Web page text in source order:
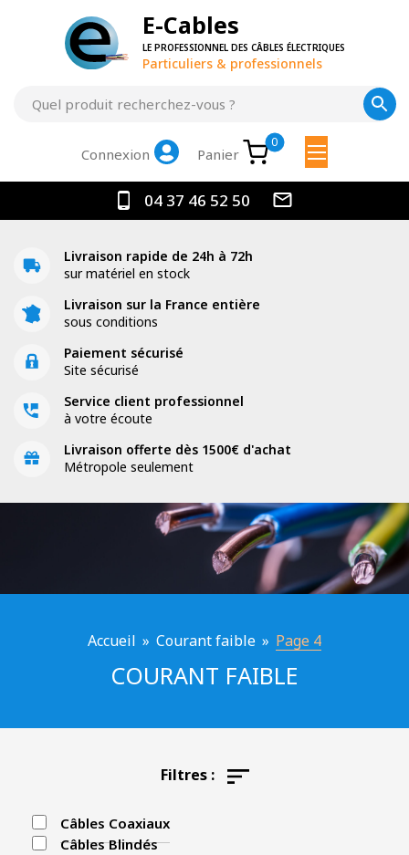
E-Cables
LE PROFESSIONNEL DES CÂBLES ÉLECTRIQUES
Particuliers & professionnels
Connexion Panier
0
04 37 46 52 50
Livraison rapide de 24h à 72h
sur matériel en stock
Livraison sur la France entière
sous conditions
Paiement sécurisé
Site sécurisé
Service client professionnel
à votre écoute
Livraison offerte dès 1500€ d'achat
Métropole seulement
Accueil » Courant faible » Page 4
COURANT FAIBLE
Filtres :
Câbles Coaxiaux
Câbles Blindés